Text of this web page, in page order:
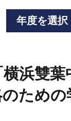
年度を選択
横浜雙葉
ための